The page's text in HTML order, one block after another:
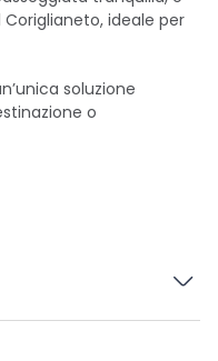
ideale per
soluzione
o